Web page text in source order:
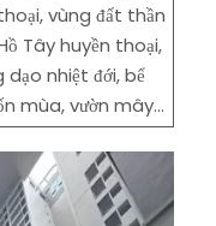
vùng đất thần
Tây huyền thoại,
dạo nhiệt đới, bể
mùa, vườn mây…